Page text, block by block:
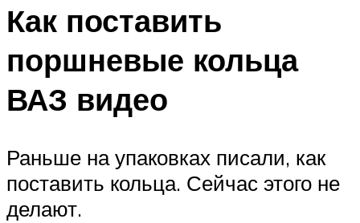
Как поставить
поршневые кольца
ВАЗ видео
Раньше на упаковках писали, как
поставить кольца. Сейчас этого не
делают.